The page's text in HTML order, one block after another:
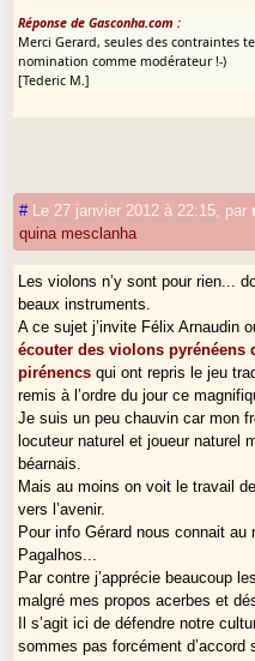
Réponse de Gasconha.com :
Merci Gerard, seules des contraintes
nomination comme modérateur !-)
[Tederic M.]
# Le 27 janvier 2012 à 22:15 par
quina mesclanha
Les violons n’y sont pour rien...
beaux instruments.
A ce sujet j’invite Félix Arnaudin
écouter des violons pyrénéens
pirénencs qui ont repris le jeu
remis à l’ordre du jour ce
Je suis un peu chauvin car mon
locuteur naturel et joueur naturel
béarnais.
Mais au moins on voit le travail
vers l’avenir.
Pour info Gérard nous connait
Pagalhos...
Par contre j’apprécie beaucoup
malgré mes propos acerbes et
Il s’agit ici de défendre notre
sommes pas forcément d’accord